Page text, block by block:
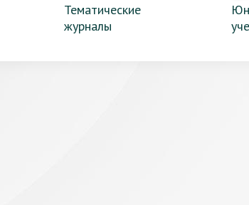
Тематические
журналы